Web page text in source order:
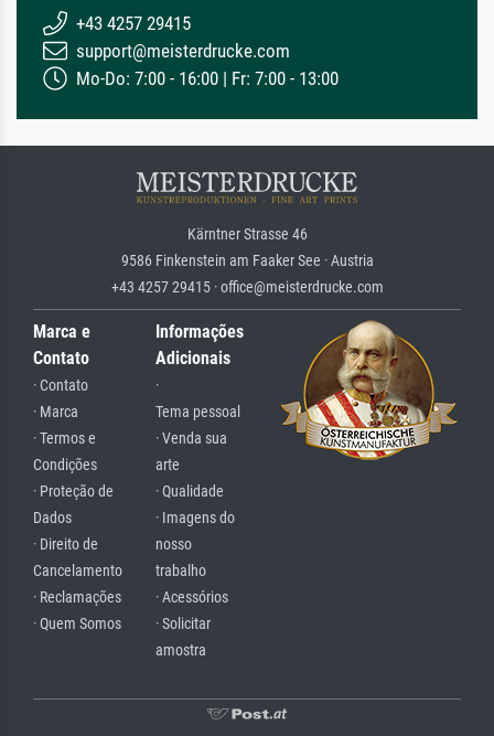
+43 4257 29415
support@meisterdrucke.com
Mo-Do: 7:00 - 16:00 | Fr: 7:00 - 13:00
Kärntner Strasse 46
9586 Finkenstein am Faaker See · Austria
+43 4257 29415 · office@meisterdrucke.com
Marca e
Contato
· Contato
· Marca
· Termos e
Condições
· Proteção de
Dados
· Direito de
Cancelamento
· Reclamações
· Quem Somos
Informações
Adicionais
·
Tema pessoal
· Venda sua
arte
· Qualidade
· Imagens do
nosso
trabalho
· Acessórios
· Solicitar
amostra